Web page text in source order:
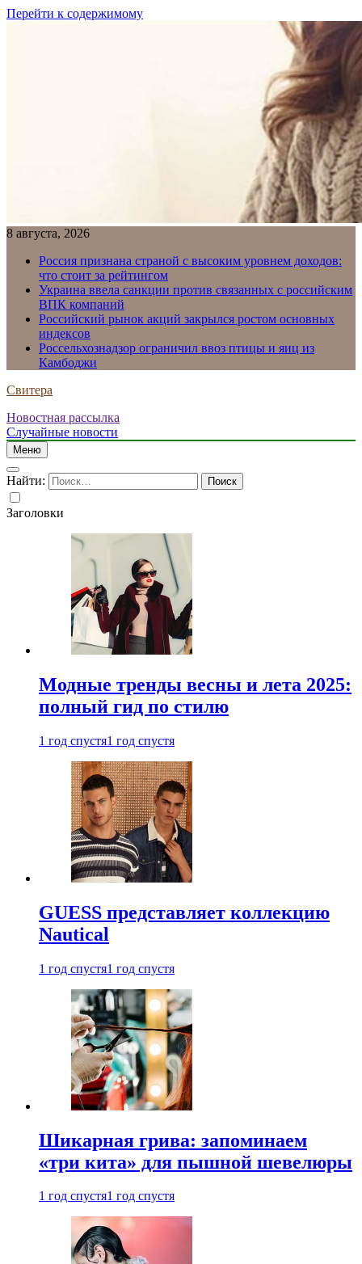
Перейти к содержимому
8 августа, 2026
Россия признана страной с высоким уровнем доходов:
что стоит за рейтингом
Украина ввела санкции против связанных с российским
ВПК компаний
Российский рынок акций закрылся ростом основных
индексов
Россельхознадзор ограничил ввоз птицы и яиц из
Камбоджи
Свитера
Новостная рассылка
Случайные новости
Меню
Найти:
Заголовки
Модные тренды весны и лета 2025:
полный гид по стилю
1 год спустя1 год спустя
GUESS представляет коллекцию
Nautical
1 год спустя1 год спустя
Шикарная грива: запоминаем
«три кита» для пышной шевелюры
1 год спустя1 год спустя